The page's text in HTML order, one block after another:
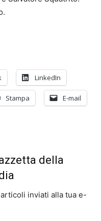
LinkedIn
Stampa E-mail
della
inviati alla tua e-